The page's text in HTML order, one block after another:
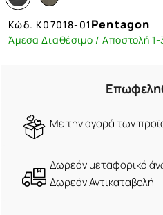
Κώδ. K07018-01 Pentagon
Άμεσα Διαθέσιμο / Αποστολή 1-
Mε την αγορά των
Δωρεάν μεταφορικά
Δωρεάν Αντικαταβολή